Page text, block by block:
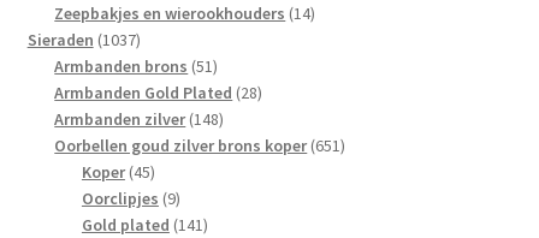
producten
Zeepbakjes en wierookhouders 1414
Sieraden 10371037
producten
Armbanden brons 5151
producten
Armbanden Gold Plated 2828
Armbanden zilver 148148
producten
Oorbellen goud zilver brons koper 651651
Koper 4545
producten
Oorclipjes 99
producten
Gold plated 141141